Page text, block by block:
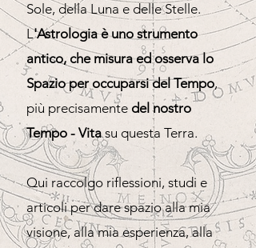
Sole, della Luna e delle Stelle.
L'Astrologia è uno strumento
antico, che misura ed osserva lo
Spazio per occuparsi del Tempo,
più precisamente del nostro
Tempo - Vitasu questa Terra.
Qui raccolgo riflessioni, studi e
articoli per dare spazio alla mia
visione, alla mia esperienza, alla